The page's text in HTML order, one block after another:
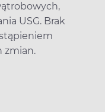
USG. Brak
zmian.